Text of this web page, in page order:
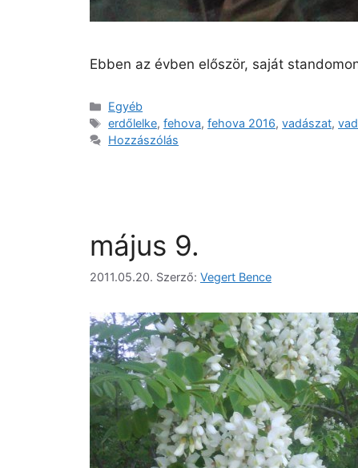
Ebben az évben először, saját
Egyéb
erdőlelke,fehova,fehova 2016,vadászat,
Hozzászólás
május 9.
2011.05.20. Szerző: Vegert Bence